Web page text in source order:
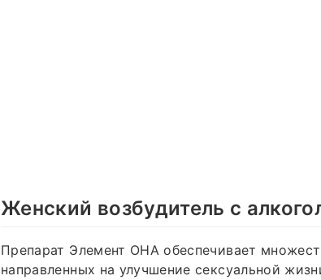
Женский возбудитель с
Препарат Элемент ОНА обеспечивает
направленных на улучшение сексуальной